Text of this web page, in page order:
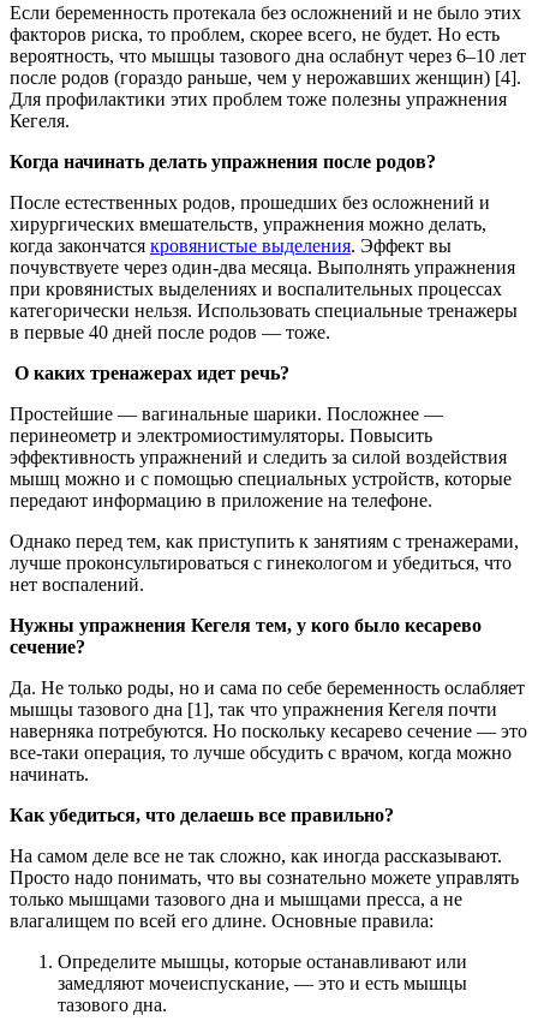
Если беременность протекала без осложнений и не было этих
факторов риска, то проблем, скорее всего, не будет. Но есть
вероятность, что мышцы тазового дна ослабнут через 6–10 лет
после родов (гораздо раньше, чем у нерожавших женщин) [4].
Для профилактики этих проблем тоже полезны упражнения
Кегеля.
Когда начинать делать упражнения после родов?
После естественных родов, прошедших без осложнений и
хирургических вмешательств, упражнения можно делать,
когда закончатся кровянистые выделения. Эффект вы
почувствуете через один-два месяца. Выполнять упражнения
при кровянистых выделениях и воспалительных процессах
категорически нельзя. Использовать специальные тренажеры
в первые 40 дней после родов — тоже.
О каких тренажерах идет речь?
Простейшие — вагинальные шарики. Посложнее —
перинеометр и электромиостимуляторы. Повысить
эффективность упражнений и следить за силой воздействия
мышц можно и с помощью специальных устройств, которые
передают информацию в приложение на телефоне.
Однако перед тем, как приступить к занятиям с тренажерами,
лучше проконсультироваться с гинекологом и убедиться, что
нет воспалений.
Нужны упражнения Кегеля тем, у кого было кесарево
сечение?
Да. Не только роды, но и сама по себе беременность ослабляет
мышцы тазового дна [1], так что упражнения Кегеля почти
наверняка потребуются. Но поскольку кесарево сечение — это
все-таки операция, то лучше обсудить с врачом, когда можно
начинать.
Как убедиться, что делаешь все правильно?
На самом деле все не так сложно, как иногда рассказывают.
Просто надо понимать, что вы сознательно можете управлять
только мышцами тазового дна и мышцами пресса, а не
влагалищем по всей его длине. Основные правила:
Определите мышцы, которые останавливают или
замедляют мочеиспускание, — это и есть мышцы
тазового дна.